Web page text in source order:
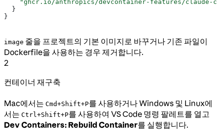
"ghcr.io/anthropics/devcontainer-features/claude-
  }
}
image 줄을 프로젝트의 기본 이미지로 바꾸거나 기존 파일이
Dockerfile을 사용하는 경우 제거합니다.
2
컨테이너 재구축
Mac에서는 Cmd+Shift+P를 사용하거나 Windows 및 Linux에
서는 Ctrl+Shift+P를 사용하여 VS Code 명령 팔레트를 열고
Dev Containers: Rebuild Container를 실행합니다.